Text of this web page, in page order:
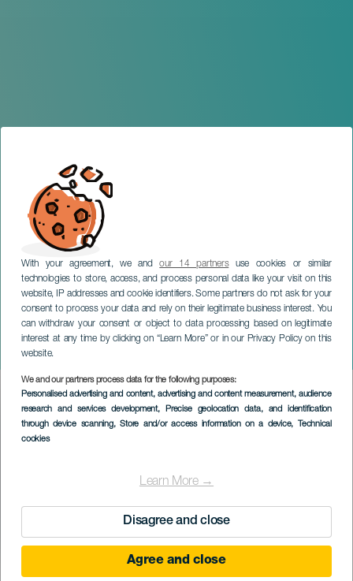
With your agreement, we andour 14 partnersuse cookies or similar
technologies to store, access, and process personal data like your visit on this
website, IP addresses and cookie identifiers. Some partners do not ask for your
consent to process your data and rely on their legitimate business interest. You
can withdraw your consent or object to data processing based on legitimate
interest at any time by clicking on “Learn More” or in our Privacy Policy on this
website.
We and our partners process data for the following purposes:
Personalised advertising and content, advertising and content measurement, audience
research and services development, Precise geolocation data, and identification
through device scanning, Store and/or access information on a device, Technical
cookies
Learn More →
Disagree and close
Agree and close
Trouble in Tahití
TENERIFE
Imagen
Listado